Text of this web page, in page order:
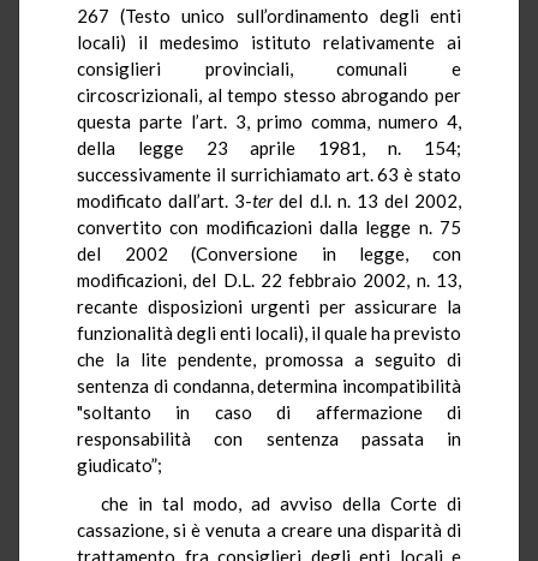
267 (Testo unico sull’ordinamento degli enti
locali) il medesimo istituto relativamente ai
consiglieri provinciali, comunali e
circoscrizionali, al tempo stesso abrogando per
questa parte l’art. 3, primo comma, numero 4,
della legge 23 aprile 1981, n. 154;
successivamente il surrichiamato art. 63 è stato
modificato dall’art. 3-terdel d.l. n. 13 del 2002,
convertito con modificazioni dalla legge n. 75
del 2002
(Conversione in legge, con
modificazioni, del D.L. 22 febbraio 2002, n. 13,
recante disposizioni urgenti per assicurare la
funzionalità degli enti locali), il quale ha previsto
che la lite pendente, promossa a seguito di
sentenza di condanna, determina incompatibilità
"soltanto in caso di affermazione di
responsabilità con sentenza passata in
giudicato”;
che in tal modo, ad avviso della Corte di
cassazione, si è venuta a creare una disparità di
trattamento fra consiglieri degli enti locali e